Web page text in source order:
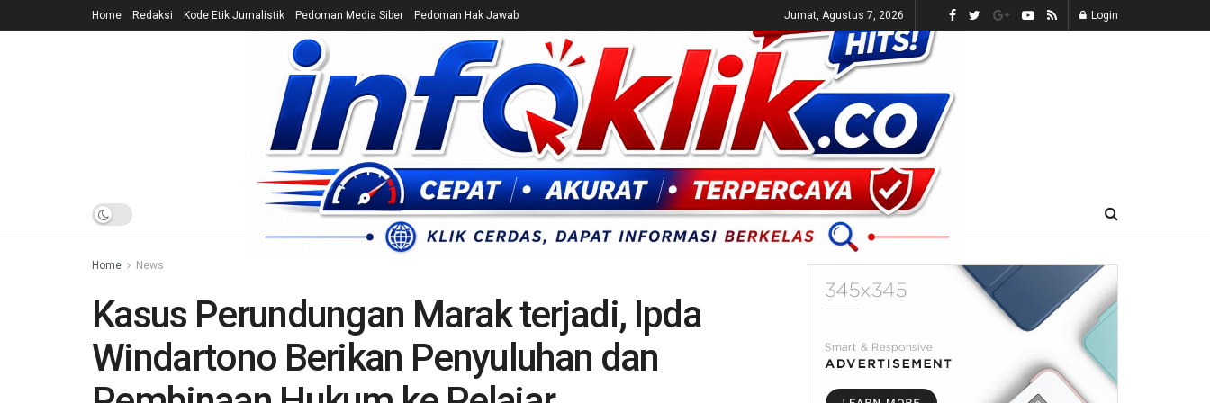
Home Redaksi Kode Etik Jurnalistik Pedoman Media Siber Pedoman Hak Jawab Jumat, Agustus 7, 2026 Login
HOME NEWS CEK FAKTA ENTERTAINMENT BREAKING NEWS UMUM E-KORAN LIVE TV
Home News
Kasus Perundungan Marak terjadi, Ipda
Windartono Berikan Penyuluhan dan